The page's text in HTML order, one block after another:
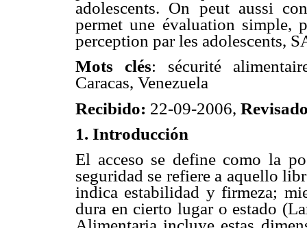
adolescents. On peut aussi
permet une évaluation simple,
perception par les adolescents,
Mots clés: sécurité
Caracas, Venezuela
Recibido: 22-09-2006,
1. Introducción
El acceso se define como la
seguridad se refiere a aquello
indica estabilidad y firmeza;
dura en cierto lugar o estado